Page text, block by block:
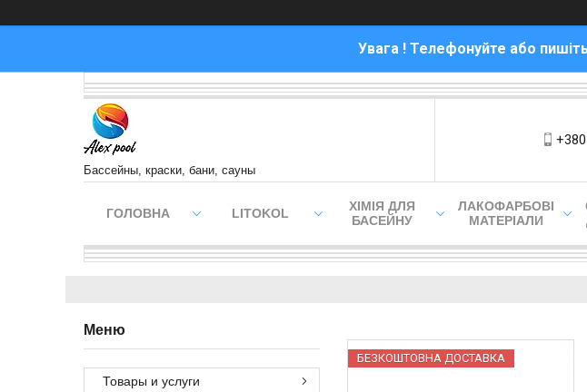
Увага ! Телефонуйте або
Бассейны, краски, бани, сауны
ГОЛОВНА LITOKOL
ХІМІЯ ДЛЯ
БАСЕЙНУ
ЛАКОФАРБОВІ
МАТЕРІАЛИ
БЕЗКОШТОВНА ДОСТАВКА
Товары и услуги